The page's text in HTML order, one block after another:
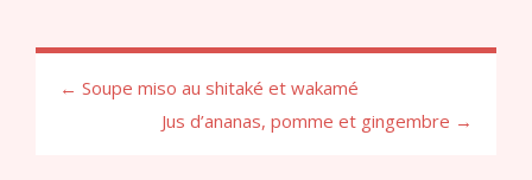
← Soupe miso au shitaké et wakamé
Jus d’ananas, pomme et gingembre →